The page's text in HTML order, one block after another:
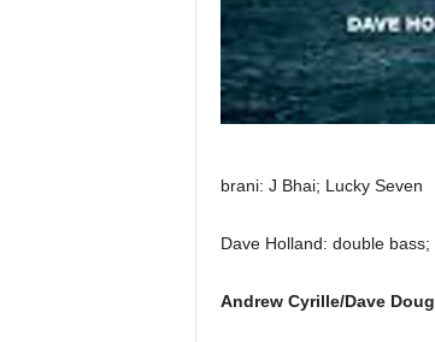
brani: J Bhai; Lucky Seven
Dave Holland: double
Andrew Cyrille/Dave